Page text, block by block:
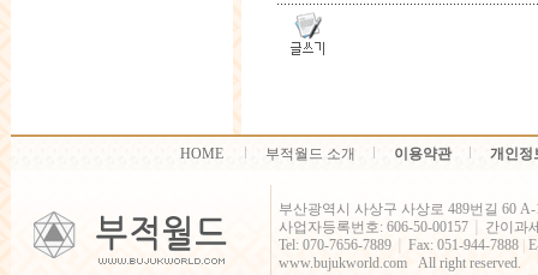
HOME 부적월드 소개 이용약관 개인정
부산광역시 사상구 사상로 489번길 60
사업자등록번호: 606-50-00157
간이과
Tel: 070-7656-7889
Fax: 051-944-7888
www.bujukworld.com All right reserved.